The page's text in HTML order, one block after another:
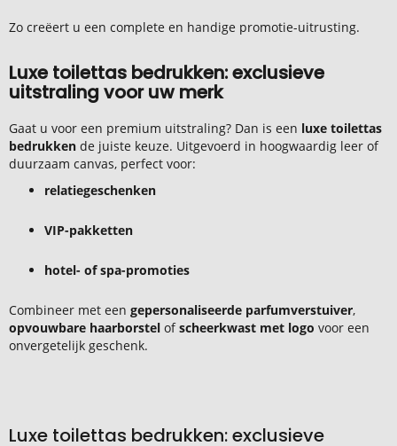
Zo creëert u een complete en handige promotie-uitrusting.
Luxe toilettas bedrukken: exclusieve
uitstraling voor uw merk
Gaat u voor een premium uitstraling? Dan is een luxe toilettas
bedrukken de juiste keuze. Uitgevoerd in hoogwaardig leer of
duurzaam canvas, perfect voor:
relatiegeschenken
VIP-pakketten
hotel- of spa-promoties
Combineer met een gepersonaliseerde parfumverstuiver,
opvouwbare haarborstel ofscheerkwast met logo voor een
onvergetelijk geschenk.
Luxe toilettas bedrukken: exclusieve